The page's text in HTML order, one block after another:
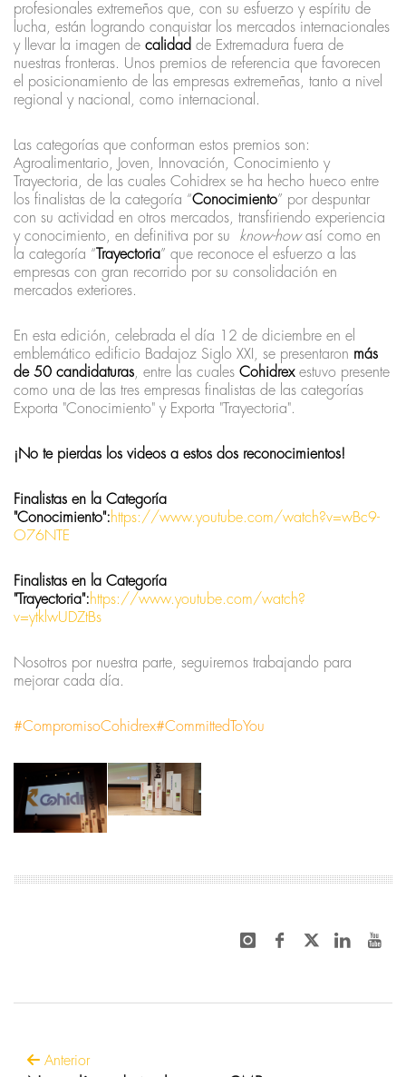
profesionales extremeños que, con su esfuerzo y espíritu de
lucha, están logrando conquistar los mercados internacionales
y llevar la imagen de calidad de Extremadura fuera de
nuestras fronteras. Unos premios de referencia que favorecen
el posicionamiento de las empresas extremeñas, tanto a nivel
regional y nacional, como internacional.
Las categorías que conforman estos premios son:
Agroalimentario, Joven, Innovación, Conocimiento y
Trayectoria, de las cuales Cohidrex se ha hecho hueco entre
los finalistas de la categoría “Conocimiento” por despuntar
con su actividad en otros mercados, transfiriendo experiencia
y conocimiento, en definitiva por su know-howasí como en
la categoría “Trayectoria” que reconoce el esfuerzo a las
empresas con gran recorrido por su consolidación en
mercados exteriores.
En esta edición, celebrada el día 12 de diciembre en el
emblemático edificio Badajoz Siglo XXI, se presentaron más
de 50 candidaturas , entre las cuales Cohidrexestuvo presente
como una de las tres empresas finalistas de las categorías
Exporta "Conocimiento" y Exporta "Trayectoria".
¡No te pierdas los videos a estos dos reconocimientos!
Finalistas en la Categoría
"Conocimiento":https://www.youtube.com/watch?v=wBc9-
O76NTE
Finalistas en la Categoría
"Trayectoria":https://www.youtube.com/watch?
v=ytklwUDZtBs
Nosotros por nuestra parte, seguiremos trabajando para
mejorar cada día.
#CompromisoCohidrex#CommittedToYou
Anterior